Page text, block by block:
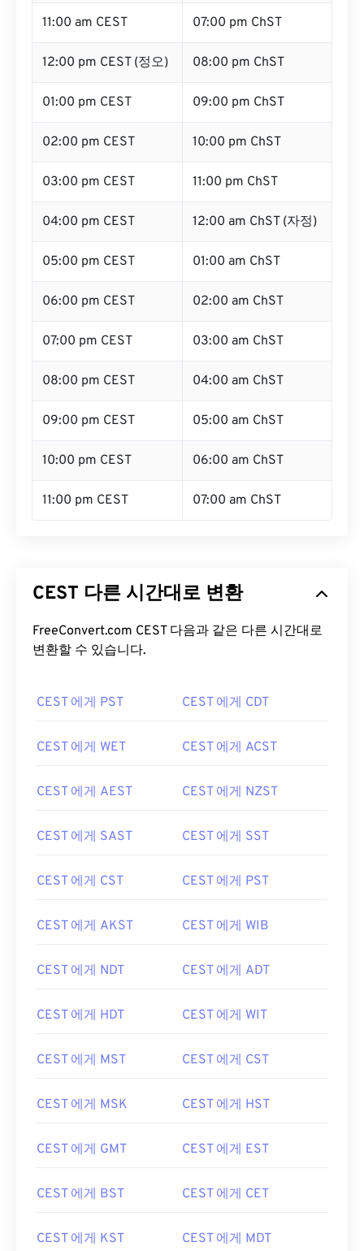
11:00 am CEST 07:00 pm ChST
12:00 pm CEST (정오) 08:00 pm ChST
01:00 pm CEST 09:00 pm ChST
02:00 pm CEST 10:00 pm ChST
03:00 pm CEST 11:00 pm ChST
04:00 pm CEST 12:00 am ChST (자정)
05:00 pm CEST 01:00 am ChST
06:00 pm CEST 02:00 am ChST
07:00 pm CEST 03:00 am ChST
08:00 pm CEST 04:00 am ChST
09:00 pm CEST 05:00 am ChST
10:00 pm CEST 06:00 am ChST
11:00 pm CEST 07:00 am ChST
CEST 다른 시간대로 변환
FreeConvert.com CEST 다음과 같은 다른 시간대로
변환할 수 있습니다.
CEST 에게 PST CEST 에게 CDT
CEST 에게 WET CEST 에게 ACST
CEST 에게 AEST CEST 에게 NZST
CEST 에게 SAST CEST 에게 SST
CEST 에게 CST CEST 에게 PST
CEST 에게 AKST CEST 에게 WIB
CEST 에게 NDT CEST 에게 ADT
CEST 에게 HDT CEST 에게 WIT
CEST 에게 MST CEST 에게 CST
CEST 에게 MSK CEST 에게 HST
CEST 에게 GMT CEST 에게 EST
CEST 에게 BST CEST 에게 CET
CEST 에게 KST CEST 에게 MDT